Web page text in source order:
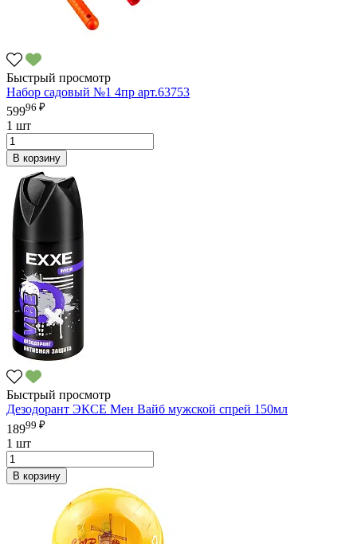
Быстрый просмотр
Набор садовый №1 4пр арт.63753
59996 ₽
1 шт
В корзину
Быстрый просмотр
Дезодорант ЭКСЕ Мен Вайб мужской спрей 150мл
18999 ₽
1 шт
В корзину